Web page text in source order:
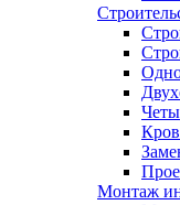
Монтаж